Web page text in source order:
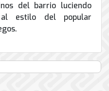
del barrio luciendo
al estilo del popular